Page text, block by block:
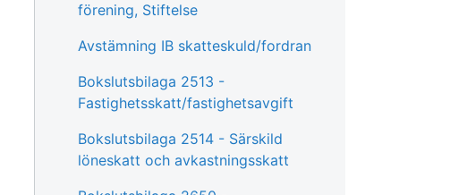
förening, Stiftelse
Avstämning IB skatteskuld/fordran
Bokslutsbilaga 2513 -
Fastighetsskatt/fastighetsavgift
Bokslutsbilaga 2514 - Särskild
löneskatt och avkastningsskatt